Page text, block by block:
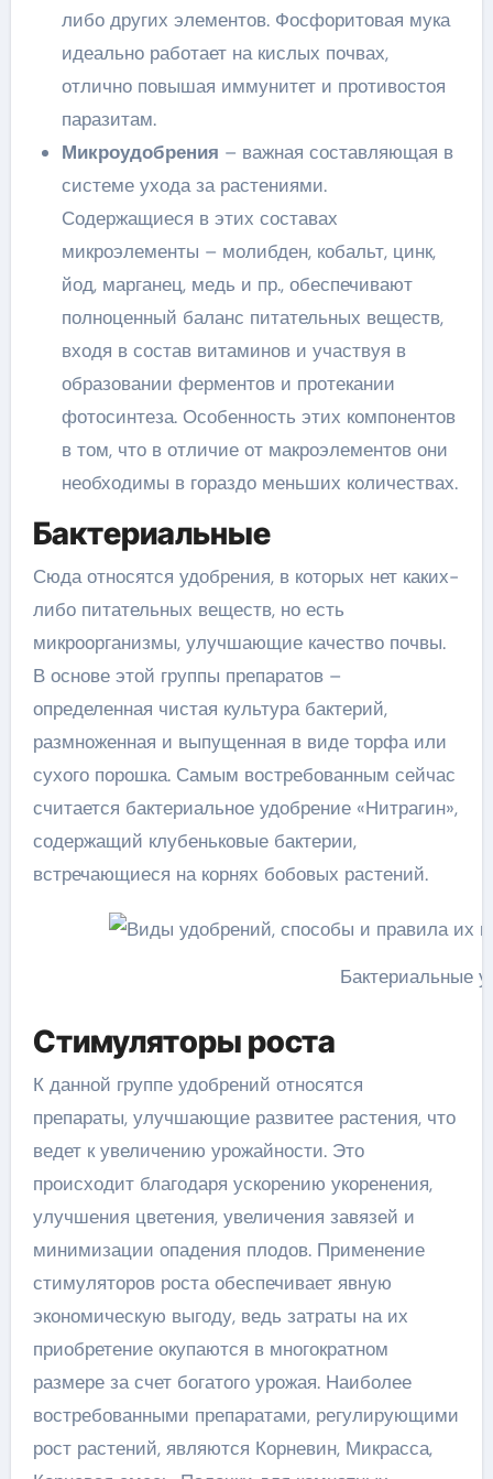
либо других элементов. Фосфоритовая мука
идеально работает на кислых почвах,
отлично повышая иммунитет и противостоя
паразитам.
Микроудобрения – важная составляющая в
системе ухода за растениями.
Содержащиеся в этих составах
микроэлементы – молибден, кобальт, цинк,
йод, марганец, медь и пр., обеспечивают
полноценный баланс питательных веществ,
входя в состав витаминов и участвуя в
образовании ферментов и протекании
фотосинтеза. Особенность этих компонентов
в том, что в отличие от макроэлементов они
необходимы в гораздо меньших количествах.
Бактериальные
Сюда относятся удобрения, в которых нет каких-
либо питательных веществ, но есть
микроорганизмы, улучшающие качество почвы.
В основе этой группы препаратов –
определенная чистая культура бактерий,
размноженная и выпущенная в виде торфа или
сухого порошка. Самым востребованным сейчас
считается бактериальное удобрение «Нитрагин»,
содержащий клубеньковые бактерии,
встречающиеся на корнях бобовых растений.
Бактериальные
Стимуляторы роста
К данной группе удобрений относятся
препараты, улучшающие развитее растения, что
ведет к увеличению урожайности. Это
происходит благодаря ускорению укоренения,
улучшения цветения, увеличения завязей и
минимизации опадения плодов. Применение
стимуляторов роста обеспечивает явную
экономическую выгоду, ведь затраты на их
приобретение окупаются в многократном
размере за счет богатого урожая. Наиболее
востребованными препаратами, регулирующими
рост растений, являются Корневин, Микрасса,